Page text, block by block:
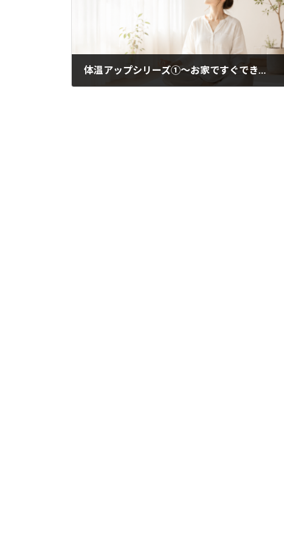
体温アップシリーズ①〜お家ですぐできる〜